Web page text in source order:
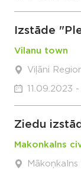
Izstāde
Vilanu town
Viļāni
11.09.2023 -
Ziedu
Makonkalns